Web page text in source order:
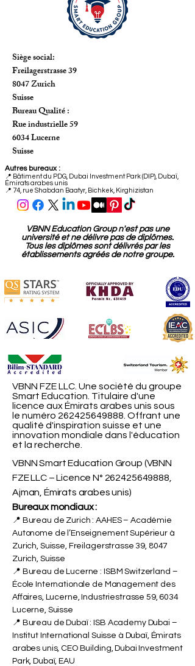
Siège social:
Freilagerstrasse 39
8047 Zurich
Suisse
Bureau Qualité :
Rue industrielle 59
6034 Lucerne
Suisse
Autres bureaux :
📍 Bâtiment du PDG, Dubai Investment Park (DIP), Dubaï,
Émirats arabes unis
📍 74, rue Shabdan Baatyr, Bichkek, Kirghizistan
VBNN Education Group n'est pas une
université et ne délivre pas de diplômes.
Tous les diplômes sont délivrés par les
établissements agréés de notre groupe.
VBNN FZE LLC. Une société du groupe
Smart Education. Titulaire d'une
licence aux Émirats arabes unis sous
le numéro 262425649888 . Offrant une
qualité d'inspiration suisse et une
innovation mondiale dans l'éducation
et la recherche.
VBNN Smart Education Group (VBNN
FZE LLC – Licence N° 262425649888
Ajman, Émirats arabes unis)
Bureaux mondiaux :
📍 Bureau de Zurich : AAHES – Académie
Autonome de l’Enseignement Supérieur à
Zurich, Suisse, Freilagerstrasse 39, 8047
Zurich, Suisse
📍 Bureau de Lucerne : ISBM Switzerland –
École Internationale de Management des
Affaires, Lucerne, Industriestrasse 59, 6034
Lucerne, Suisse
📍 Bureau de Dubaï : ISB Academy Dubai –
Institut International Suisse à Dubaï, Émirats
arabes unis, CEO Building, Dubai Investment
Park, Dubaï, EAU